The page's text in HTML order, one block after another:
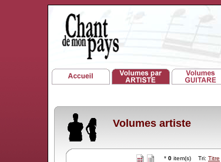
Volumes artiste
* 0 item(s) Tri: Titre